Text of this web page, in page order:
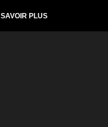
SAVOIR PLUS